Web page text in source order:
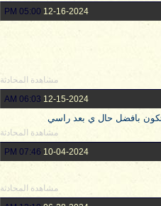
12-16-2024
05:00 PM
مشاهدة المحادثة
12-15-2024
06:03 AM
بافضل حال ي بعد راسي
مشاهدة المحادثة
10-04-2024
07:46 PM
مشاهدة المحادثة